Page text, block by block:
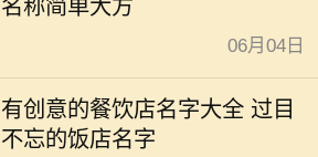
名称简单大方
06月04日
有创意的餐饮店名字大全 过目
不忘的饭店名字